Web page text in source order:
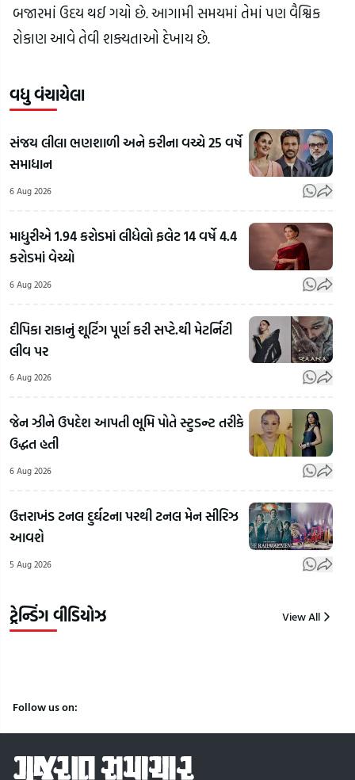
બજારમાં ઉદય થઈ ગયો છે. આગામી સમયમાં તેમાં પણ વૈશ્વિક
રોકાણ આવે તેવી શક્યતાઓ દેખાય છે.
વધુ વંચાયેલા
સંજય લીલા ભણશાળી અને કરીના વચ્ચે 25 વર્ષે
સમાધાન
6 Aug 2026
માધુરીએ 1.94 કરોડમાં લીધેલો ફલેટ 14 વર્ષે 4.4
કરોડમાં વેચ્યો
6 Aug 2026
દીપિકા રાકાનું શૂટિંગ પૂર્ણ કરી સપ્ટે.થી મેટર્નિટી
લીવ પર
6 Aug 2026
જેન ઝીને ઉપદેશ આપતી ભૂમિ પોતે સ્ટુડન્ટ તરીકે
ઉદ્ધત હતી
6 Aug 2026
ઉત્તરાખંડ ટનલ દુર્ઘટના પરથી ટનલ મેન સીરિઝ
આવશે
5 Aug 2026
ટ્રેન્ડિંગ વીડિયોઝ View All
RSS
Chief
Bhagwat
On
LGBTQ:
LGBTQ+
સમલૈંગિક
લગ્નો મુદ્દે
વડા મોહન
નિવેદન
6
જેના પર
પનીરની
Follow us on: